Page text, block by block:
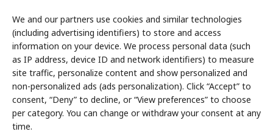
We and our partners use cookies and similar technologies
(including advertising identifiers) to store and access
information on your device. We process personal data (such
as IP address, device ID and network identifiers) to measure
site traffic, personalize content and show personalized and
non-personalized ads (ads personalization). Click “Accept” to
consent, “Deny” to decline, or “View preferences” to choose
per category. You can change or withdraw your consent at any
time.
Om oss
Om Haco Tellus
Vår verksamhet
Vår historia
Branscher
Hållbarhet
Integritetspolicy